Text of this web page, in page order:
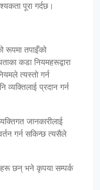
पूरा गर्दछ।
रूपमा तपाइँको
कडा नियमहरूद्वारा
त्यस्तो गर्न
व्यक्तिलाई प्रदान गर्न
जानकारीलाई
गर्न सकिन्छ त्यसैले
छन् भने कृपया सम्पर्क